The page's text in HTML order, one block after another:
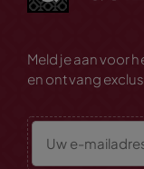
Meld je aan voor
en ontvang